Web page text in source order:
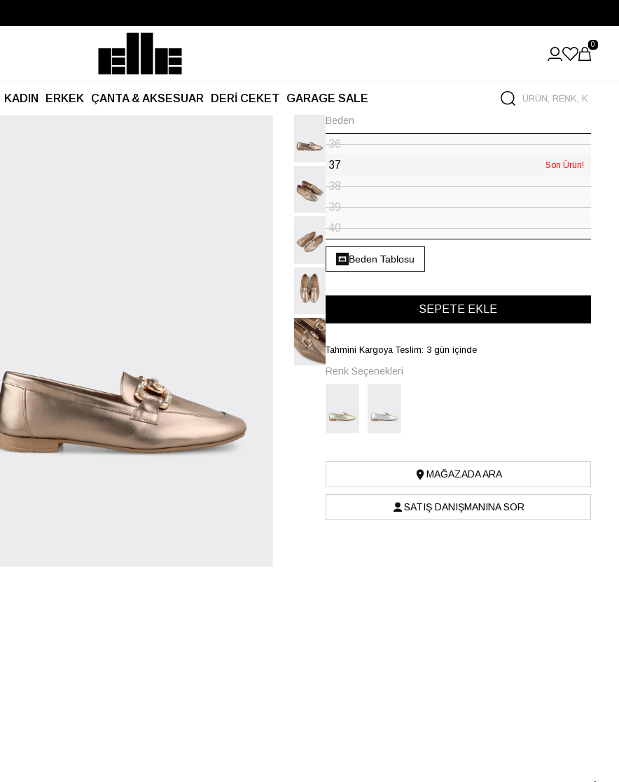
Kargo Ücretsiz!
0
KADIN ERKEK ÇANTA & AKSESUAR DERİ CEKET GARAGE SALE
Beden
36
37
Son Ürün!
38
39
40
Beden Tablosu
Tahmini Kargoya Teslim: 3 gün içinde
Renk Seçenekleri
MAĞAZADA ARA
SATIŞ DANIŞMANINA SOR